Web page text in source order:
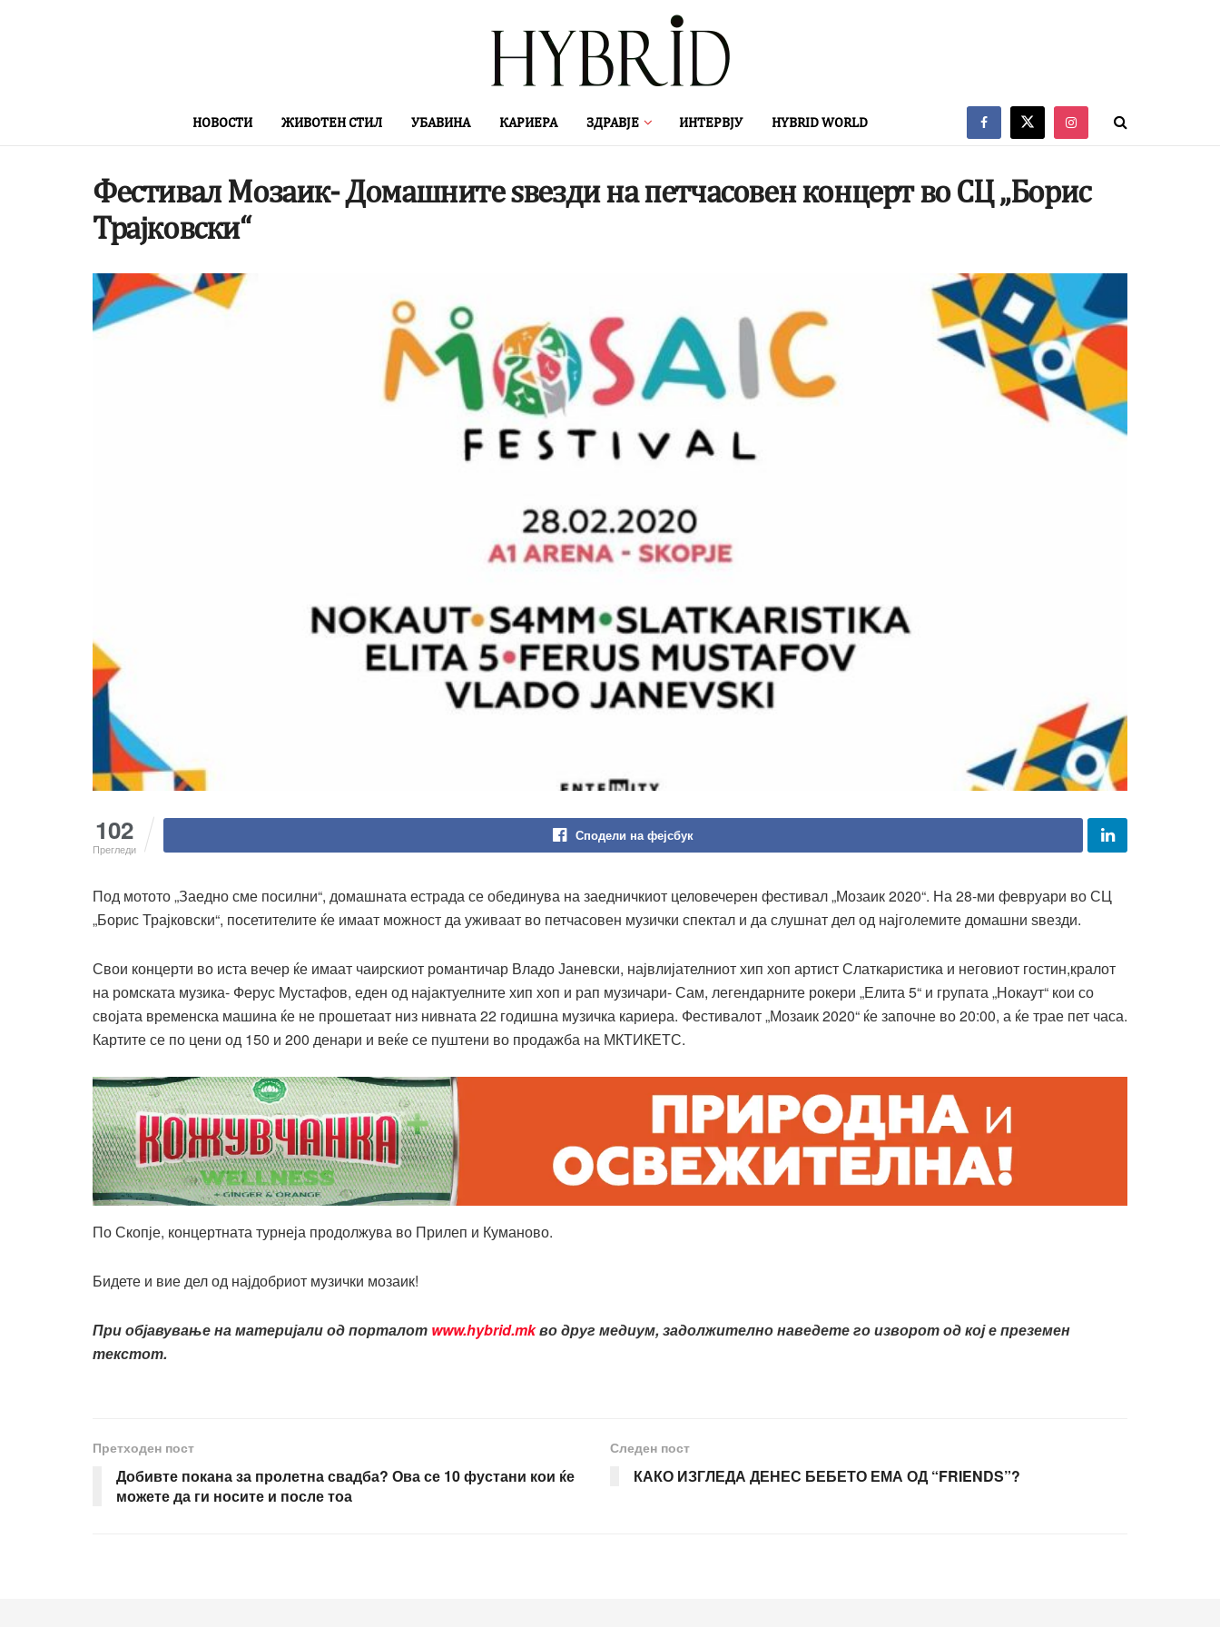
НОВОСТИ ЖИВОТЕН СТИЛ УБАВИНА КАРИЕРА ЗДРАВЈЕ ИНТЕРВЈУ HYBRID WORLD
Фестивал Мозаик- Домашните ѕвезди на петчасовен концерт во СЦ „Борис
Трајковски“
102
Прегледи
Сподели на фејсбук
Под мотото „Заедно сме посилни“, домашната естрада се обединува на заедничкиот целовечерен фестивал „Мозаик 2020“. На 28-ми февруари во СЦ
„Борис Трајковски“, посетителите ќе имаат можност да уживаат во петчасовен музички спектал и да слушнат дел од најголемите домашни ѕвезди.
Свои концерти во иста вечер ќе имаат чаирскиот романтичар Владо Јаневски, највлијателниот хип хоп артист Слаткаристика и неговиот гостин,кралот
на ромската музика- Ферус Мустафов, еден од најактуелните хип хоп и рап музичари- Сам, легендарните рокери „Елита 5“ и групата „Нокаут“ кои со
својата временска машина ќе не прошетаат низ нивната 22 годишна музичка кариера. Фестивалот „Мозаик 2020“ ќе започне во 20:00, а ќе трае пет часа.
Картите се по цени од 150 и 200 денари и веќе се пуштени во продажба на МКТИКЕТС.
По Скопје, концертната турнеја продолжува во Прилеп и Куманово.
Бидете и вие дел од најдобриот музички мозаик!
При објавување на материјали од порталот www.hybrid.mkво друг медиум, задолжително наведете го изворот од кој е преземен
текстот.
Претходен пост
Добивте покана за пролетна свадба? Ова се 10 фустани кои ќе
можете да ги носите и после тоа
Следен пост
КАКО ИЗГЛЕДА ДЕНЕС БЕБЕТО ЕМА ОД “FRIENDS”?